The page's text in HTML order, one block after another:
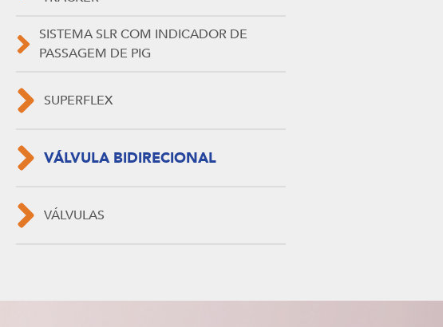
SISTEMA SLR COM INDICADOR DE
PASSAGEM DE PIG
SUPERFLEX
VÁLVULA BIDIRECIONAL
VÁLVULAS